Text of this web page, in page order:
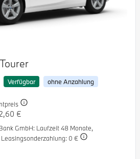
Verfügbar ohne Anzahlung
€
GmbH: Laufzeit 48 Monate,
Leasingsonderzahlung: 0 €